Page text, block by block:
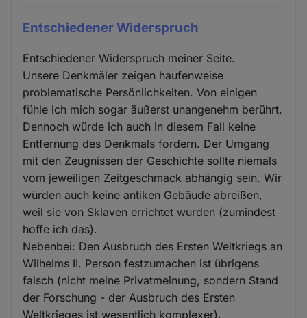
Entschiedener Widerspruch
Entschiedener Widerspruch meiner Seite.
Unsere Denkmäler zeigen haufenweise
problematische Persönlichkeiten. Von einigen
fühle ich mich sogar äußerst unangenehm berührt.
Dennoch würde ich auch in diesem Fall keine
Entfernung des Denkmals fordern. Der Umgang
mit den Zeugnissen der Geschichte sollte niemals
vom jeweiligen Zeitgeschmack abhängig sein. Wir
würden auch keine antiken Gebäude abreißen,
weil sie von Sklaven errichtet wurden (zumindest
hoffe ich das).
Nebenbei: Den Ausbruch des Ersten Weltkriegs an
Wilhelms II. Person festzumachen ist übrigens
falsch (nicht meine Privatmeinung, sondern Stand
der Forschung - der Ausbruch des Ersten
Weltkrieges ist wesentlich komplexer).